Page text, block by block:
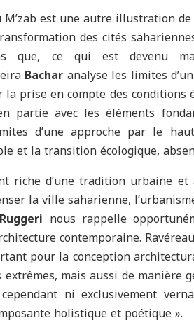
M’zab est une autre illustration
des cités
que, ce qui est devenu
Bacharanalyse les limites
la prise en compte des
partie avec les éléments
d’une approche par le
et la transition écologique,
riche d’une tradition urbaine
la ville saharienne,
Ruggeri nous rappelle
contemporaine.
pour la conception
mais aussi de manière
ni exclusivement
holistique et poétique ».